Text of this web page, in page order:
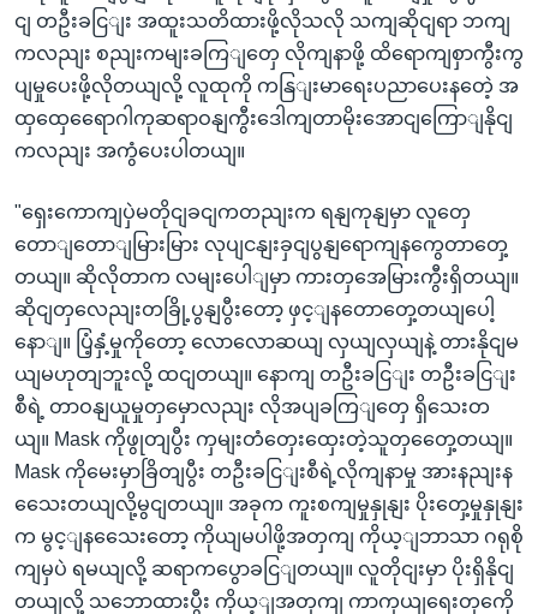
ငျ တဦးခငြျး အထူးသတိထားဖို့လိုသလို သကျဆိုငျရာ ဘကျ
ကလညျး စညျးကမျးခကြျတှေ လိုကျနာဖို့ ထိရောကျစှာကွီးကွ
ပျမှုပေးဖို့လိုတယျလို့ လူထုကို ကနြျးမာရေးပညာပေးနတေဲ့ အ
ထှထှေရေောဂါကုဆရာဝနျကွီးဒေါကျတာမိုးအောငျကြောျနိုငျ
ကလညျး အကွံပေးပါတယျ။
"ရှေးကောကျပှဲမတိုငျခငျကတညျးက ရနျကုနျမှာ လူတှေ
တောျတောျမြားမြား လုပျငနျးခှငျပွနျရောကျနကွေတာတှေ့
တယျ။ ဆိုလိုတာက လမျးပေါျမှာ ကားတှအေမြားကွီးရှိတယျ။
ဆိုငျတှလေညျးတခြို့ပွနျပွီးတော့ ဖှင့ျနတောတှေ့တယျပေါ့
နောျ။ ပြံ့နှံ့မှုကိုတော့ လောလောဆယျ လှယျလှယျနဲ့ တားနိုငျမ
ယျမဟုတျဘူးလို့ ထငျတယျ။ နောကျ တဦးခငြျး တဦးခငြျး
စီရဲ့ တာဝနျယူမှုတှမှောလညျး လိုအပျခကြျတှေ ရှိသေးတ
ယျ။ Mask ကိုဖွုတျပွီး ကှမျးတံတှေးထှေးတဲ့သူတှတှေေ့တယျ။
Mask ကိုမေးမှာခြိတျပွီး တဦးခငြျးစီရဲ့လိုကျနာမှု အားနညျးန
သေေးတယျလို့မွငျတယျ။ အခုက ကူးစကျမှုနှုနျး ပိုးတှေ့မှုနှုနျး
က မွင့ျနသေေးတော့ ကိုယျမပါဖို့အတှကျ ကိုယ့ျဘာသာ ဂရုစို
ကျမှပဲ ရမယျလို့ ဆရာကပွောခငြျတယျ။ လူတိုငျးမှာ ပိုးရှိနိုငျ
တယျလို့ သဘောထားပွီး ကိုယ့ျအတှကျ ကာကှယျရေးတှကေို